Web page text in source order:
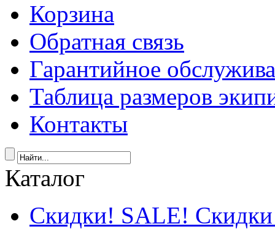
Корзина
Обратная связь
Гарантийное
Таблица размеров
Контакты
Каталог
Скидки! SALE!